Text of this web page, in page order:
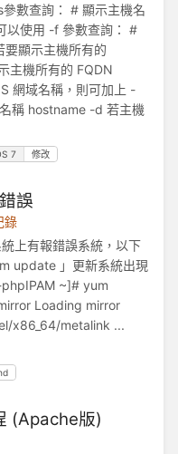
數查詢： # 顯示主機名
以使用 -f 參數查詢： #
顯示主機所有的
主機所有的 FQDN
網域名稱，則可加上 -
稱 hostname -d 若主機
7 修改
誤
錄
上有報錯誤系統，以下
update 」更新系統出現
~]# yum
Loading mirror
x86_64/metalink ...
(Apache版)